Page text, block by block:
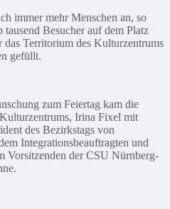
immer mehr Menschen an, so
tausend Besucher auf dem Platz
Territorium des Kulturzentrums
gefüllt.
zum Feiertag kam die
Irina Fixel mit
des Bezirkstags von
Integrationsbeauftragten und
Vorsitzenden der CSU Nürnberg-